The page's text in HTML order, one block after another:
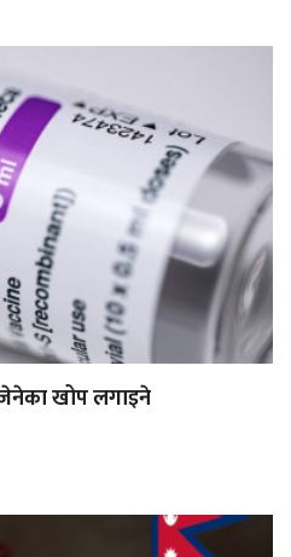
खोप लगाइने